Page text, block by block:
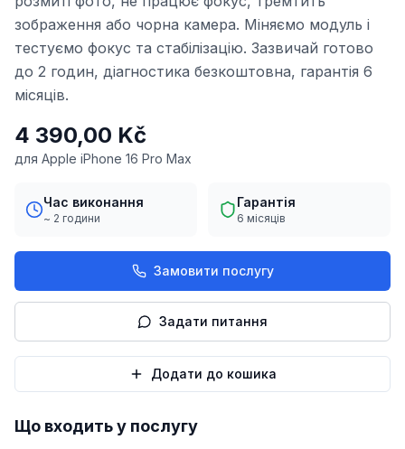
зображення або чорна камера. Міняємо модуль і
тестуємо фокус та стабілізацію. Зазвичай готово
до 2 годин, діагностика безкоштовна, гарантія 6
місяців.
4 390,00 Kč
для Apple iPhone 16 Pro Max
Час виконання
~ 2 години
Гарантія
6 місяців
Замовити послугу
Задати питання
Додати до кошика
Що входить у послугу